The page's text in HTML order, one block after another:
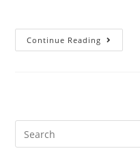
Continue Reading Le
Regole
Da
Search
this